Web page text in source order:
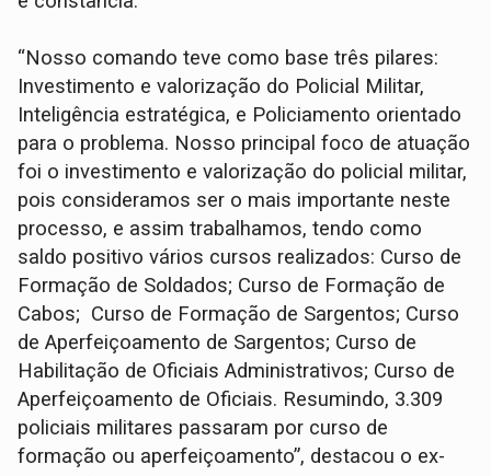
“Nosso comando teve como base três pilares:
Investimento e valorização do Policial Militar,
Inteligência estratégica, e Policiamento orientado
para o problema. Nosso principal foco de atuação
foi o investimento e valorização do policial militar,
pois consideramos ser o mais importante neste
processo, e assim trabalhamos, tendo como
saldo positivo vários cursos realizados: Curso de
Formação de Soldados; Curso de Formação de
Cabos; Curso de Formação de Sargentos; Curso
de Aperfeiçoamento de Sargentos; Curso de
Habilitação de Oficiais Administrativos; Curso de
Aperfeiçoamento de Oficiais. Resumindo, 3.309
policiais militares passaram por curso de
formação ou aperfeiçoamento”, destacou o ex-